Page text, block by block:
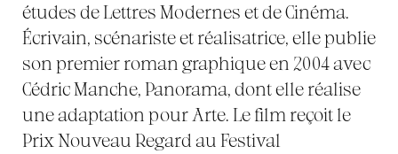
études de Lettres Modernes et de Cinéma.
Écrivain, scénariste et réalisatrice, elle publie
son premier roman graphique en 2004 avec
Cédric Manche, Panorama, dont elle réalise
une adaptation pour Arte. Le film reçoit le
Prix Nouveau Regard au Festival